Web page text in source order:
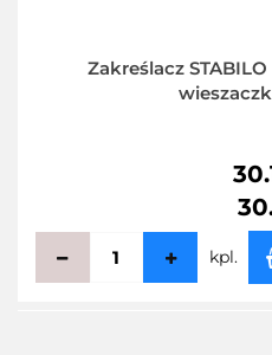
Zakreślacz
kpl.